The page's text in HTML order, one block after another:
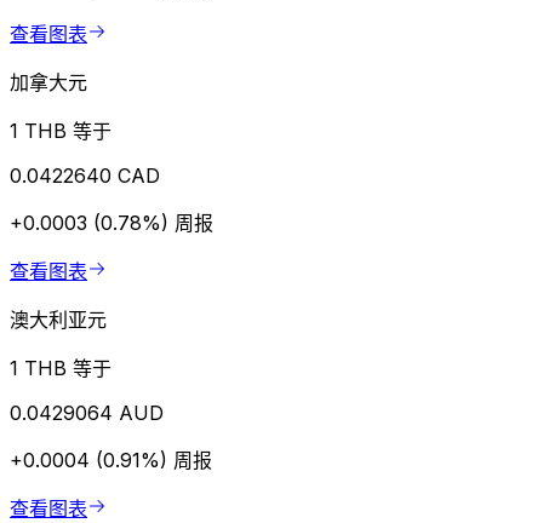
查看图表
加拿大元
1 THB 等于
0.0422640 CAD
+0.0003 (0.78%) 周报
查看图表
澳大利亚元
1 THB 等于
0.0429064 AUD
+0.0004 (0.91%) 周报
查看图表